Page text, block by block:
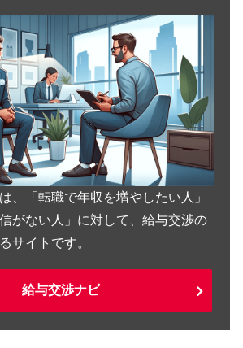
、「転職で年収を増やしたい人」
がない人」に対して、給与交渉の
サイトです。
給与交渉ナビ